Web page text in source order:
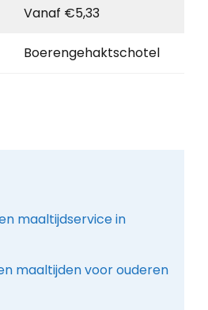
Vanaf €5,33
Boerengehaktschotel
maaltijdservice in
maaltijden voor ouderen